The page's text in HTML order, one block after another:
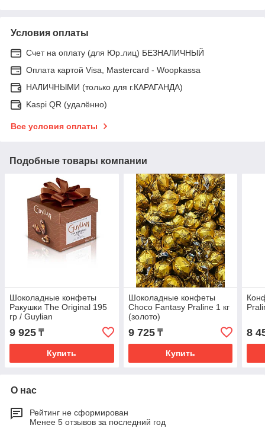
Условия оплаты
Счет на оплату (для Юр.лиц) БЕЗНАЛИЧНЫЙ
Оплата картой Visa, Mastercard - Woopkassa
НАЛИЧНЫМИ (только для г.КАРАГАНДА)
Kaspi QR (удалённо)
Все условия оплаты
Подобные товары компании
Шоколадные конфеты
Ракушки The Original 195
гр / Guylian
9 925 ₸
Купить
Шоколадные конфеты
Choco Fantasy Praline 1 кг
(золото)
9 725₸
Купить
8
О нас
Рейтинг не сформирован
Менее 5 отзывов за последний год